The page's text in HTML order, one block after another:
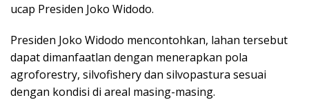
ucap Presiden Joko Widodo.
Presiden Joko Widodo mencontohkan, lahan tersebut
dapat dimanfaatlan dengan menerapkan pola
agroforestry, silvofishery dan silvopastura sesuai
dengan kondisi di areal masing-masing.